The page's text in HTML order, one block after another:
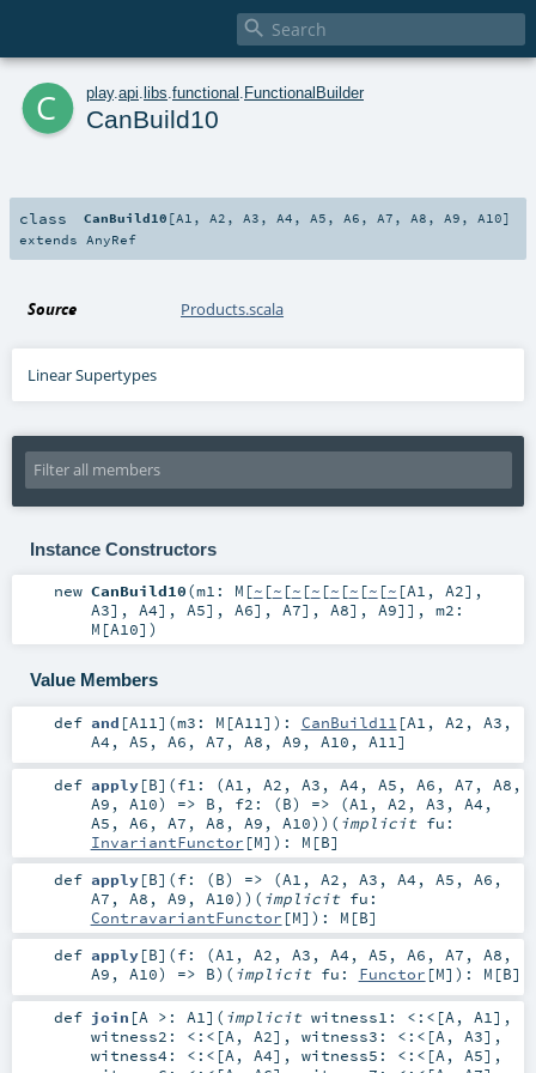

c play. api libs functional FunctionalBuilder
CanBuild10
class CanBuild10 [A1 , A2 , A3 , A4 , A5 , A6 , A7 , A8 , A9 , A10]
extends AnyRef
Source Products.scala
Linear Supertypes
Instance Constructors
new CanBuild10(m1: M [~ [~ [~ [~ [~ [~ [~ [~ [A1 , A2],
A3], A4], A5], A6], A7], A8], A9]] , m2:
M [A10] )
Value Members
def and [A11 ] (m3: M [A11 ] ) : CanBuild11 [A1 , A2 , A3 ,
A4 , A5 , A6 , A7 , A8 , A9 , A10 , A11 ]
def apply[B] (f1: (A1 , A2 , A3 , A4 , A5 , A6 , A7 , A8 ,
A9 , A10) => B , f2: (B) => (A1 , A2 , A3 , A4 ,
A5 , A6 , A7 , A8 , A9 , A10) ) ( implicit fu:
InvariantFunctor [M] ) : M [B]
def apply[B] (f: (B) => (A1 , A2 , A3 , A4 , A5 , A6 ,
A7 , A8 , A9 , A10) ) ( implicit fu:
ContravariantFunctor [M] ) : M [B]
def apply[B] (f: (A1 , A2 , A3 , A4 , A5 , A6 , A7 , A8 ,
A9 , A10) => B) ( implicit fu: Functor [M] ) : M [B]
def join [A >: A1 ] ( implicit witness1: <:< [A , A1 ] ,
witness2: <:< [A , A2] , witness3: <:< [A , A3] ,
witness4: <:< [A , A4] , witness5: <:< [A , A5] ,